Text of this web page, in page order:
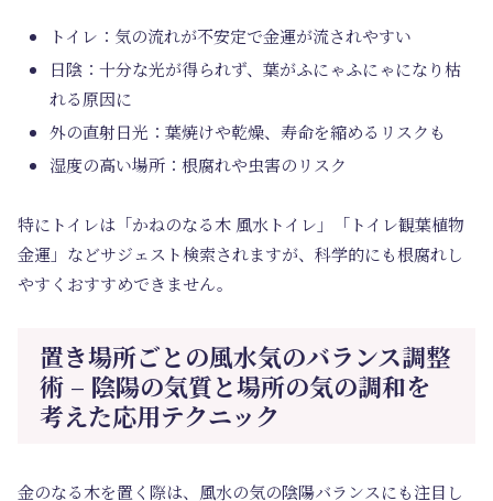
トイレ：気の流れが不安定で金運が流されやすい
日陰：十分な光が得られず、葉がふにゃふにゃになり枯
れる原因に
外の直射日光：葉焼けや乾燥、寿命を縮めるリスクも
湿度の高い場所：根腐れや虫害のリスク
特にトイレは「かねのなる木 風水トイレ」「トイレ観葉植物
金運」などサジェスト検索されますが、科学的にも根腐れし
やすくおすすめできません。
置き場所ごとの風水気のバランス調整
術 – 陰陽の気質と場所の気の調和を
考えた応用テクニック
金のなる木を置く際は、風水の気の陰陽バランスにも注目し